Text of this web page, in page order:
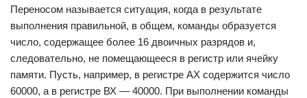
Переносом называется ситуация, когда в результате
выполнения правильной, в общем, команды образуется
число, содержащее более 16 двоичных разрядов и,
следовательно, не помещающееся в регистр или ячейку
памяти. Пусть, например, в регистре АХ содержится число
60000, а в регистре ВХ — 40000. При выполнении команды